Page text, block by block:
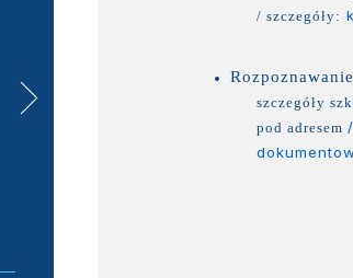
/ szczegóły:
szczegóły
pod adresem